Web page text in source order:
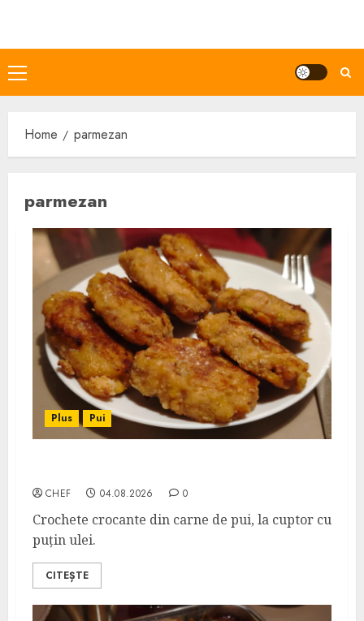
content
Primary
Menu
Home parmezan
parmezan
Plus Pui
CHEF 04.08.2026 0
Crochete crocante din carne de pui, la cuptor cu
puțin ulei.
CITEȘTE